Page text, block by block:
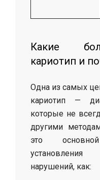
Какие
кариотип и
Одна из самых
кариотип —
которые не
другими
это
нарушений, как: